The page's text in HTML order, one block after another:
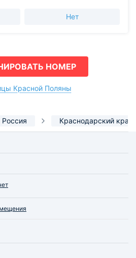
Нет
НОМЕР
Красной Поляны
Россия Краснодарский край